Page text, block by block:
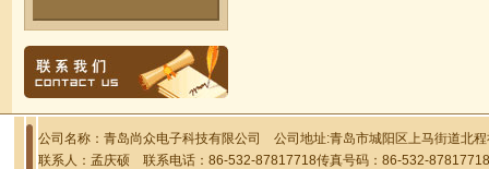
公司名称：青岛尚众电子科技有限公司 公司地址:青岛市城阳区上马街道北
联系人：孟庆硕 联系电话：86-532-87817718传真号码：86-532-